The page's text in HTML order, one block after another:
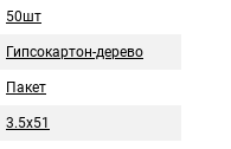
50шт
Гипсокартон-дерево
Пакет
3.5х51